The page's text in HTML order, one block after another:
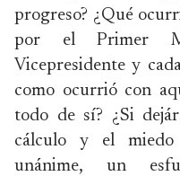
progreso? ¿Qué
por el Primer
Vicepresidente y
como ocurrió con
todo de sí? ¿Si
cálculo y el
unánime, un